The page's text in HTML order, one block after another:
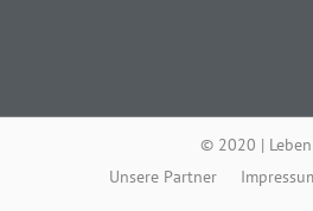
© 2020 |
Unsere Partner